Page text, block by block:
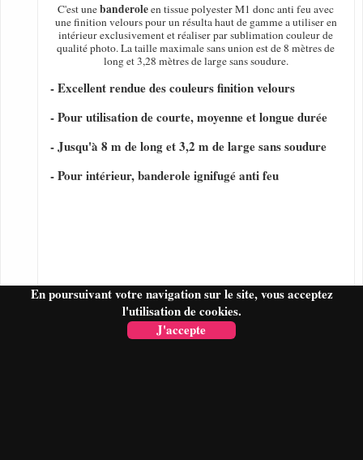
En poursuivant votre navigation sur le site, vous acceptez
l'utilisation de cookies.
J'accepte
C'est unebanderoleen tissue polyester M1 donc anti feu avec
une finition velours pour un résulta haut de gamme a utiliser en
intérieur exclusivement et réaliser par sublimation couleur de
qualité photo. La taille maximale sans union est de 8 mètres de
long et 3,28 mètres de large sans soudure.
- Excellent rendue des couleurs finition velours
- Pour utilisation de courte, moyenne et longue durée
- Jusqu'à 8 m de long et 3,2 m de large sans soudure
- Pour intérieur, banderole ignifugé anti feu